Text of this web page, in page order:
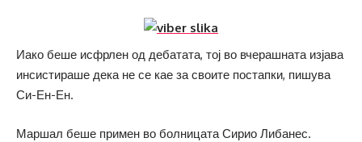
Иако беше исфрлен од дебатата, тој во вчерашната изјава
инсистираше дека не се кае за своите постапки, пишува
Си-Ен-Ен.
Маршал беше примен во болницата Сирио Либанес.